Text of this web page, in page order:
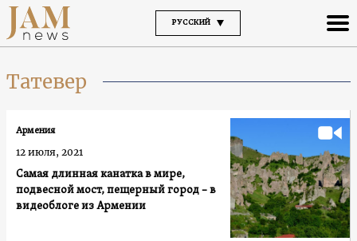
РУССКИЙ
Татевер
Самая длинная канатка в мире,
подвесной мост, пещерный город – в
видеоблоге из Армении
Армения
12 июля, 2021